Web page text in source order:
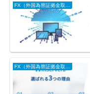
FX（外国為替証拠金取引）